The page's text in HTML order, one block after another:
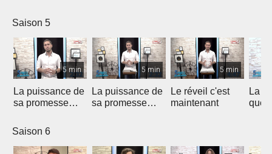
Saison 5
5 min
La puissance de
sa promesse
5 min
La puissance de
sa promesse
5 min
Le réveil c'est
maintenant
La
que
Saison 6